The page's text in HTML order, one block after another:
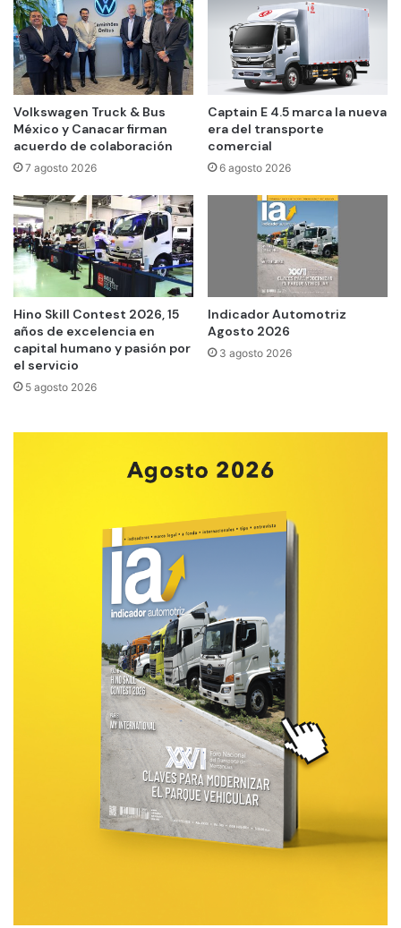
Volkswagen Truck & Bus
México y Canacar firman
acuerdo de colaboración
7 agosto 2026
Captain E 4.5 marca la nueva
era del transporte
comercial
6 agosto 2026
Hino Skill Contest 2026, 15
años de excelencia en
capital humano y pasión por
el servicio
5 agosto 2026
Indicador Automotriz
Agosto 2026
3 agosto 2026